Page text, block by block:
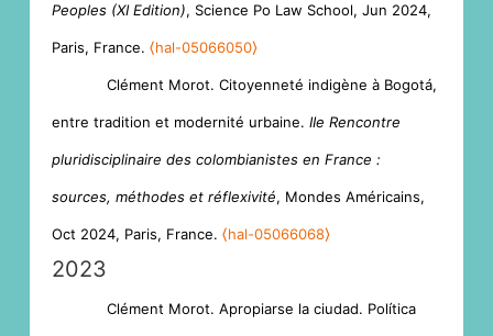
Peoples (XI Edition), Science Po Law School, Jun 2024,
Paris, France. ⟨hal-05066050⟩
Clément Morot. Citoyenneté indigène à Bogotá,
entre tradition et modernité urbaine. IIe Rencontre
pluridisciplinaire des colombianistes en France :
sources, méthodes et réflexivité, Mondes Américains,
Oct 2024, Paris, France. ⟨hal-05066068⟩
2023
Clément Morot. Apropiarse la ciudad. Política